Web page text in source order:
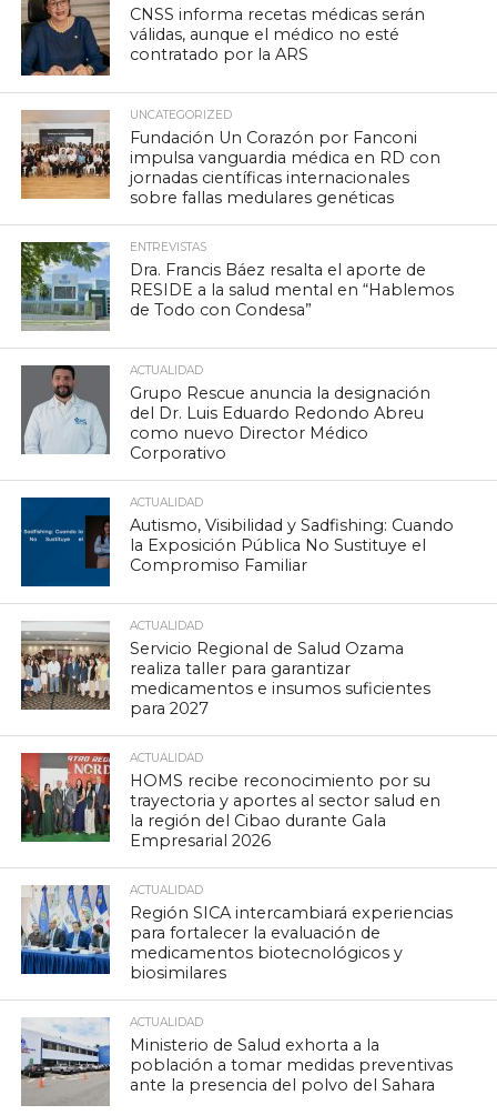
CNSS informa recetas médicas serán
válidas, aunque el médico no esté
contratado por la ARS
UNCATEGORIZED
Fundación Un Corazón por Fanconi
impulsa vanguardia médica en RD con
jornadas científicas internacionales
sobre fallas medulares genéticas
ENTREVISTAS
Dra. Francis Báez resalta el aporte de
RESIDE a la salud mental en “Hablemos
de Todo con Condesa”
ACTUALIDAD
Grupo Rescue anuncia la designación
del Dr. Luis Eduardo Redondo Abreu
como nuevo Director Médico
Corporativo
ACTUALIDAD
Autismo, Visibilidad y Sadfishing: Cuando
la Exposición Pública No Sustituye el
Compromiso Familiar
ACTUALIDAD
Servicio Regional de Salud Ozama
realiza taller para garantizar
medicamentos e insumos suficientes
para 2027
ACTUALIDAD
HOMS recibe reconocimiento por su
trayectoria y aportes al sector salud en
la región del Cibao durante Gala
Empresarial 2026
ACTUALIDAD
Región SICA intercambiará experiencias
para fortalecer la evaluación de
medicamentos biotecnológicos y
biosimilares
ACTUALIDAD
Ministerio de Salud exhorta a la
población a tomar medidas preventivas
ante la presencia del polvo del Sahara